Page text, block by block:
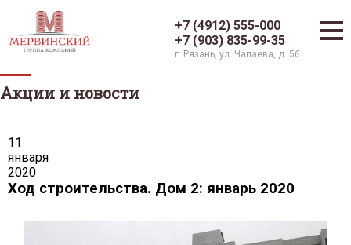
+7 (4912) 555-000
+7 (903) 835-99-35
г. Рязань, ул. Чапаева, д. 56
Акции и новости
11
января
2020
Ход строительства. Дом 2: январь 2020